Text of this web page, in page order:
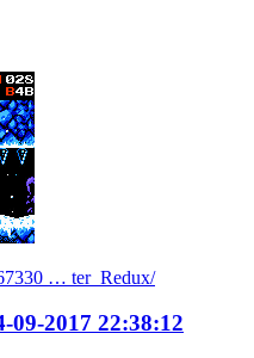
… ter_Redux/
09-2017 22:38:12